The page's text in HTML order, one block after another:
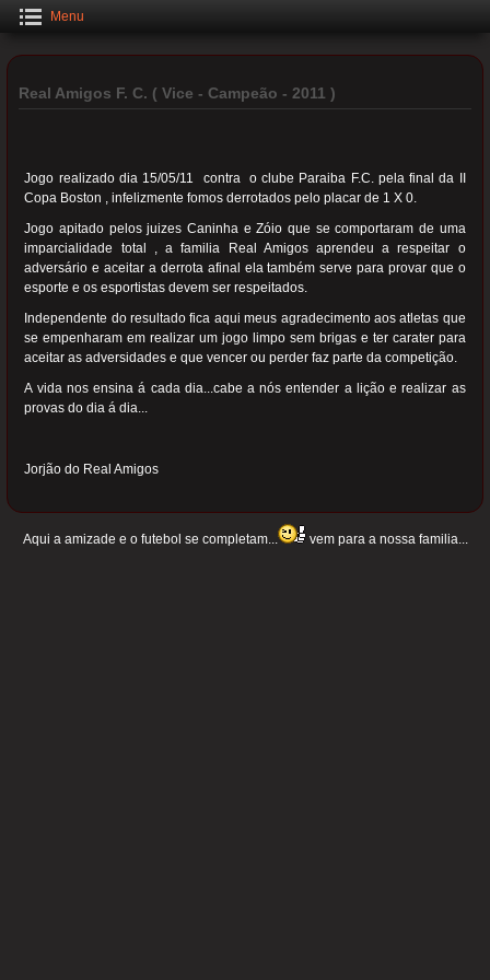
Menu
Real Amigos F. C. ( Vice - Campeão - 2011 )
Jogo realizado dia 15/05/11 contra o clube Paraiba F.C. pela final da II
Copa Boston , infelizmente fomos derrotados pelo placar de 1 X 0.
Jogo apitado pelos juizes Caninha e Zóio que se comportaram de uma
imparcialidade total , a familia Real Amigos aprendeu a respeitar o
adversário e aceitar a derrota afinal ela também serve para provar que o
esporte e os esportistas devem ser respeitados.
Independente do resultado fica aqui meus agradecimento aos atletas que
se empenharam em realizar um jogo limpo sem brigas e ter carater para
aceitar as adversidades e que vencer ou perder faz parte da competição.
A vida nos ensina á cada dia...cabe a nós entender a lição e realizar as
provas do dia á dia...
Jorjão do Real Amigos
Aqui a amizade e o futebol se completam... vem para a nossa familia...